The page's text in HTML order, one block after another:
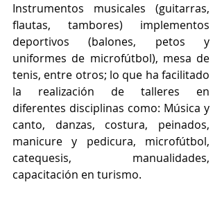
Instrumentos musicales (guitarras,
flautas, tambores) implementos
deportivos (balones, petos y
uniformes de microfútbol), mesa de
tenis, entre otros; lo que ha facilitado
la realización de talleres en
diferentes disciplinas como: Música y
canto, danzas, costura, peinados,
manicure y pedicura, microfútbol,
catequesis, manualidades,
capacitación en turismo.